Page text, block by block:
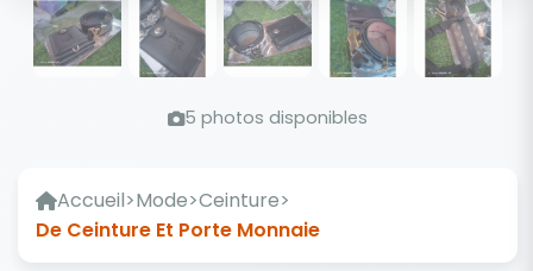
5 photos disponibles
Accueil>Mode>Ceinture>
De Ceinture Et Porte Monnaie